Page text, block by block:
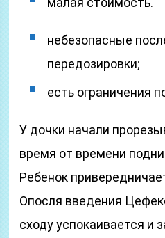
небезопасные
передозировки;
есть ограничения
У дочки начали
время от времени
Ребенок
Опосля введения
сходу успокаивается и